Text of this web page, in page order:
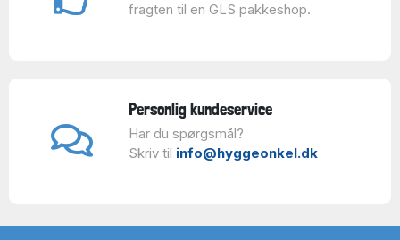
fragten til en GLS pakkeshop.
Personlig kundeservice
Har du spørgsmål?
Skriv til info@hyggeonkel.dk